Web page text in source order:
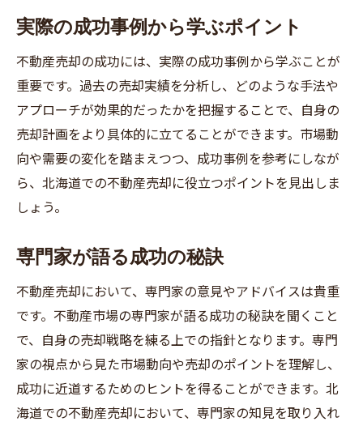
実際の成功事例から学ぶポイント
不動産売却の成功には、実際の成功事例から学ぶことが
重要です。過去の売却実績を分析し、どのような手法や
アプローチが効果的だったかを把握することで、自身の
売却計画をより具体的に立てることができます。市場動
向や需要の変化を踏まえつつ、成功事例を参考にしなが
ら、北海道での不動産売却に役立つポイントを見出しま
しょう。
専門家が語る成功の秘訣
不動産売却において、専門家の意見やアドバイスは貴重
です。不動産市場の専門家が語る成功の秘訣を聞くこと
で、自身の売却戦略を練る上での指針となります。専門
家の視点から見た市場動向や売却のポイントを理解し、
成功に近道するためのヒントを得ることができます。北
海道での不動産売却において、専門家の知見を取り入れ